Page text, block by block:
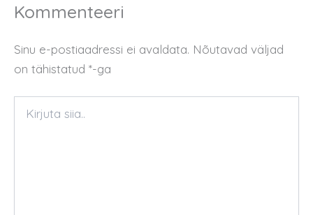
Kommenteeri
Sinu e-postiaadressi ei avaldata. Nõutavad väljad
on tähistatud *-ga
siia..